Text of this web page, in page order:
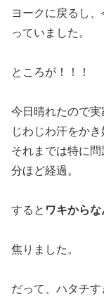
ヨークに戻るし
っていました。
ところが！！！
今日晴れたので実
じわじわ汗をかき
それまでは特に
分ほど経過。
すると ワキから
焦りました。
だって、ハタチ